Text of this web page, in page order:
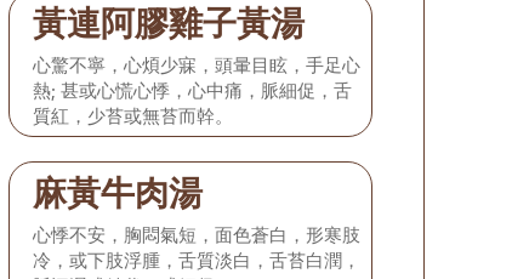
黃連阿膠雞子黃湯
心驚不寧，心煩少寐，頭暈目眩，手足心
熱; 甚或心慌心悸，心中痛，脈細促，舌
質紅，少苔或無苔而幹。
麻黃牛肉湯
心悸不安，胸悶氣短，面色蒼白，形寒肢
冷，或下肢浮腫，舌質淡白，舌苔白潤，